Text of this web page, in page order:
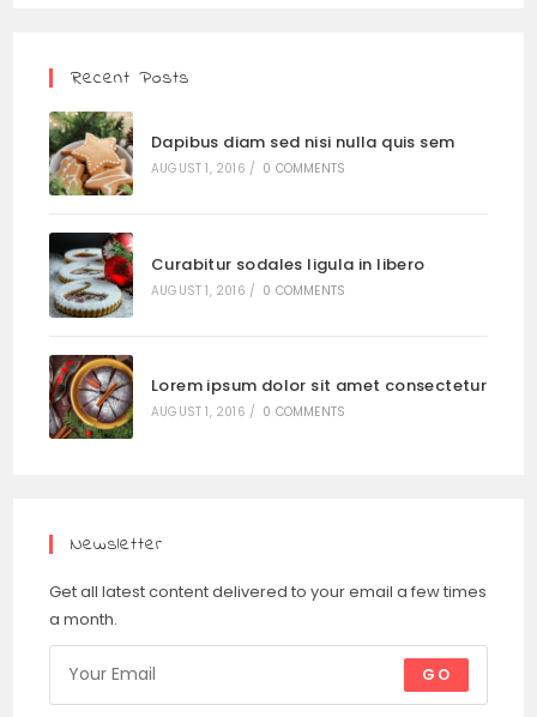
Recent Posts
Dapibus diam sed nisi nulla quis sem
AUGUST 1, 2016 / 0 COMMENTS
Curabitur sodales ligula in libero
AUGUST 1, 2016 / 0 COMMENTS
Lorem ipsum dolor sit amet consectetur
AUGUST 1, 2016 / 0 COMMENTS
Newsletter
Get all latest content delivered to your email a few times
a month.
GO